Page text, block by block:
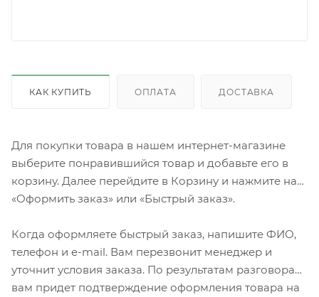
КАК КУПИТЬ ОПЛАТА ДОСТАВКА
Для покупки товара в нашем интернет-магазине
выберите понравившийся товар и добавьте его в
корзину. Далее перейдите в Корзину и нажмите на
«Оформить заказ» или «Быстрый заказ».
Когда оформляете быстрый заказ, напишите ФИО,
телефон и e-mail. Вам перезвонит менеджер и
уточнит условия заказа. По результатам разговора
вам придет подтверждение оформления товара на